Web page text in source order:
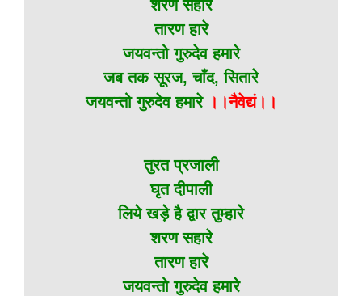
शरण सहारे
तारण हारे
जयवन्तो गुरुदेव हमारे
जब तक सूरज, चाँद, सितारे
जयवन्तो गुरुदेव हमारे ।।नैवेद्यं।।
तुरत प्रजाली
घृत दीपाली
लिये खड़े है द्वार तुम्हारे
शरण सहारे
तारण हारे
जयवन्तो गुरुदेव हमारे